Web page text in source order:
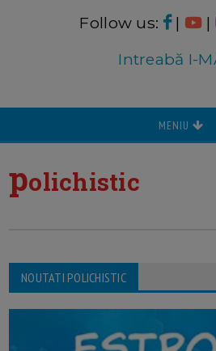
Follow us: | |
Intreabă I-
MENIU
polichistic
NOUTATI POLICHISTIC